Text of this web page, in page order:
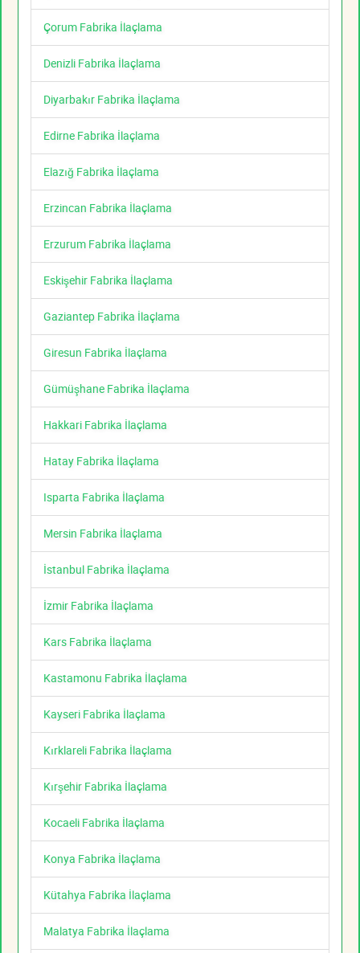
Çorum Fabrika İlaçlama
Denizli Fabrika İlaçlama
Diyarbakır Fabrika İlaçlama
Edirne Fabrika İlaçlama
Elazığ Fabrika İlaçlama
Erzincan Fabrika İlaçlama
Erzurum Fabrika İlaçlama
Eskişehir Fabrika İlaçlama
Gaziantep Fabrika İlaçlama
Giresun Fabrika İlaçlama
Gümüşhane Fabrika İlaçlama
Hakkari Fabrika İlaçlama
Hatay Fabrika İlaçlama
Isparta Fabrika İlaçlama
Mersin Fabrika İlaçlama
İstanbul Fabrika İlaçlama
İzmir Fabrika İlaçlama
Kars Fabrika İlaçlama
Kastamonu Fabrika İlaçlama
Kayseri Fabrika İlaçlama
Kırklareli Fabrika İlaçlama
Kırşehir Fabrika İlaçlama
Kocaeli Fabrika İlaçlama
Konya Fabrika İlaçlama
Kütahya Fabrika İlaçlama
Malatya Fabrika İlaçlama